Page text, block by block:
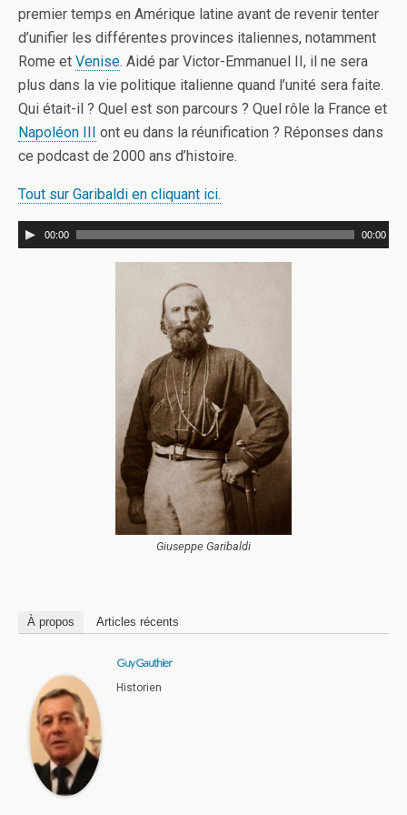
premier temps en Amérique latine avant de revenir tenter
d’unifier les différentes provinces italiennes, notamment
Rome et Venise. Aidé par Victor-Emmanuel II, il ne sera
plus dans la vie politique italienne quand l’unité sera faite.
Qui était-il ? Quel est son parcours ? Quel rôle la France et
Napoléon III ont eu dans la réunification ? Réponses dans
ce podcast de 2000 ans d’histoire.
Tout sur Garibaldi en cliquant ici.
00:00 00:00
Giuseppe Garibaldi
À propos Articles récents
Guy Gauthier
Historien